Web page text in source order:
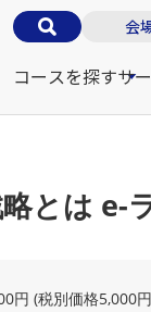
会
コースを探すサ
とは e-
円 (税別価格5,000